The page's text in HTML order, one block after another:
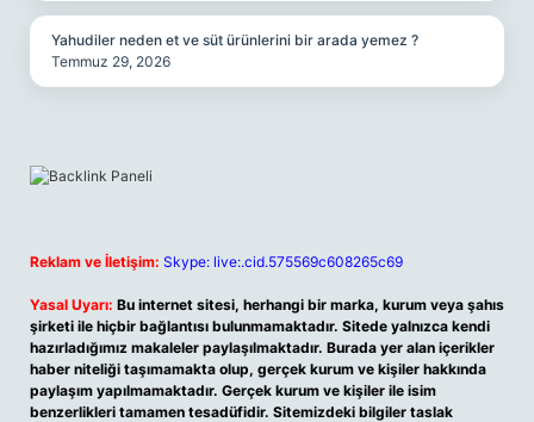
Yahudiler neden et ve süt ürünlerini bir arada yemez ?
Temmuz 29, 2026
Reklam ve İletişim: Skype: live:.cid.575569c608265c69
Yasal Uyarı: Bu internet sitesi, herhangi bir marka, kurum veya şahıs
şirketi ile hiçbir bağlantısı bulunmamaktadır. Sitede yalnızca kendi
hazırladığımız makaleler paylaşılmaktadır. Burada yer alan içerikler
haber niteliği taşımamakta olup, gerçek kurum ve kişiler hakkında
paylaşım yapılmamaktadır. Gerçek kurum ve kişiler ile isim
benzerlikleri tamamen tesadüfidir. Sitemizdeki bilgiler taslak